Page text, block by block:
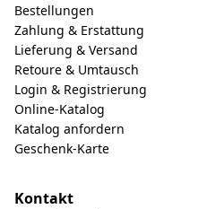
Bestellungen
Zahlung & Erstattung
Lieferung & Versand
Retoure & Umtausch
Login & Registrierung
Online-Katalog
Katalog anfordern
Geschenk-Karte
Kontakt